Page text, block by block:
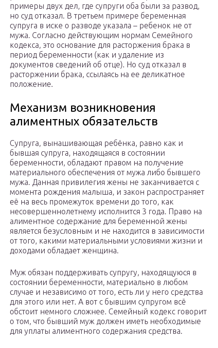
примеры двух дел, где супруги оба были за развод,
но суд отказал. В третьем примере беременная
супруга в иске о разводе указала – ребенок не от
мужа. Согласно действующим нормам Семейного
кодекса, это основание для расторжения брака в
период беременности (как и удаление из
документов сведений об отце). Но суд отказал в
расторжении брака, ссылаясь на ее деликатное
положение.
Механизм возникновения
алиментных обязательств
Супруга, вынашивающая ребёнка, равно как и
бывшая супруга, находящаяся в состоянии
беременности, обладают правом на получение
материального обеспечения от мужа либо бывшего
мужа. Данная привилегия жены не заканчивается с
момента рождения малыша, и закон распространяет
её на весь промежуток времени до того, как
несовершеннолетнему исполнится 3 года. Право на
алиментное содержание для беременной жены
является безусловным и не находится в зависимости
от того, какими материальными условиями жизни и
доходами обладает женщина.
Муж обязан поддерживать супругу, находящуюся в
состоянии беременности, материально в любом
случае и независимо от того, есть ли у него средства
для этого или нет. А вот с бывшим супругом всё
обстоит немного сложнее. Семейный кодекс говорит
о том, что бывший муж должен иметь необходимые
для уплаты алиментного содержания средства.